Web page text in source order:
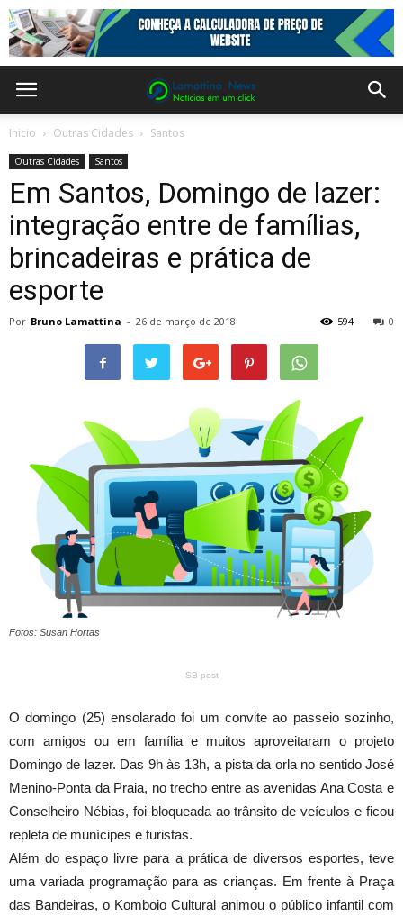
Inicio Outras Cidades Santos
Outras Cidades Santos
Em Santos, Domingo de lazer:
integração entre de famílias,
brincadeiras e prática de
esporte
Por Bruno Lamattina - 26 de março de 2018 0
594
Fotos: Susan Hortas
SB post
O domingo (25) ensolarado foi um convite ao passeio sozinho,
com amigos ou em família e muitos aproveitaram o projeto
Domingo de lazer. Das 9h às 13h, a pista da orla no sentido José
Menino-Ponta da Praia, no trecho entre as avenidas Ana Costa e
Conselheiro Nébias, foi bloqueada ao trânsito de veículos e ficou
repleta de munícipes e turistas.
Além do espaço livre para a prática de diversos esportes, teve
uma variada programação para as crianças. Em frente à Praça
das Bandeiras, o Komboio Cultural animou o público infantil com